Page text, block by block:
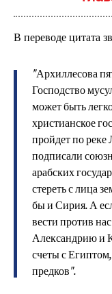
В переводе цитата
"Архиллесова
Господство
может быть
христианское
пройдет по
подписали
арабских
стереть с лица
бы и Сирия. А
вести против
Александрию и
счеты с
предков".